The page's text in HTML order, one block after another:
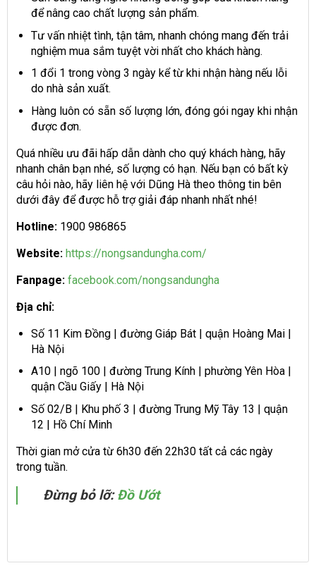
để nâng cao chất lượng sản phẩm.
Tư vấn nhiệt tình, tận tâm, nhanh chóng mang đến trải
nghiệm mua sắm tuyệt vời nhất cho khách hàng.
1 đổi 1 trong vòng 3 ngày kể từ khi nhận hàng nếu lỗi
do nhà sản xuất.
Hàng luôn có sẵn số lượng lớn, đóng gói ngay khi nhận
được đơn.
Quá nhiều ưu đãi hấp dẫn dành cho quý khách hàng, hãy
nhanh chân bạn nhé, số lượng có hạn. Nếu bạn có bất kỳ
câu hỏi nào, hãy liên hệ với Dũng Hà theo thông tin bên
dưới đây để được hỗ trợ giải đáp nhanh nhất nhé!
Hotline: 1900 986865
Website: https://nongsandungha.com/
Fanpage: facebook.com/nongsandungha
Địa chỉ:
Số 11 Kim Đồng | đường Giáp Bát | quận Hoàng Mai |
Hà Nội
A10 | ngõ 100 | đường Trung Kính | phường Yên Hòa |
quận Cầu Giấy | Hà Nội
Số 02/B | Khu phố 3 | đường Trung Mỹ Tây 13 | quận
12 | Hồ Chí Minh
Thời gian mở cửa từ 6h30 đến 22h30 tất cả các ngày
trong tuần.
Đừng bỏ lỡ:Đồ Ướt